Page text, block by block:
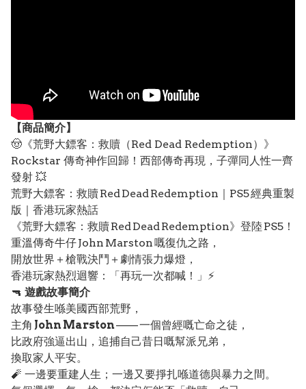
【商品簡介】
🤠《荒野大鏢客：救贖（Red Dead Redemption）》
Rockstar 傳奇神作回歸！西部傳奇再現，子彈同人性一齊
發射 💥
荒野大鏢客：救贖 Red Dead Redemption｜PS5 經典重製
版｜香港玩家熱話
《荒野大鏢客：救贖 Red Dead Redemption》登陸 PS5！
重溫傳奇牛仔 John Marston 嘅復仇之路，
開放世界＋槍戰決鬥＋劇情張力爆燈，
香港玩家熱烈迴響：「再玩一次都喊！」⚡
🔫 遊戲故事簡介
故事發生喺美國西部荒野，
主角 John Marston—— 一個曾經嘅亡命之徒，
比政府強逼出山，追捕自己昔日嘅幫派兄弟，
換取家人平安。
🧨 一邊要重建人生；一邊又要掙扎喺道德與暴力之間。